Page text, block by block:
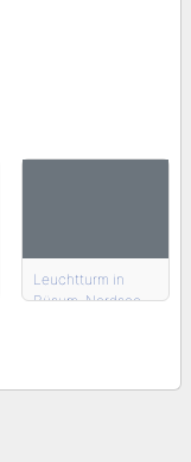
Leuchtturm in
Büsum, Nordsee